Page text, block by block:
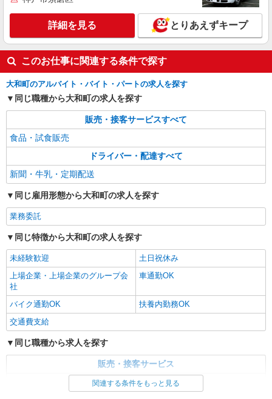
詳細を見る とりあえずキープ
このお仕事に関連する条件で探す
大和町のアルバイト・バイト・パートの求人を探す
同じ職種から大和町の求人を探す
販売・接客サービスすべて
食品・試食販売
ドライバー・配達すべて
新聞・牛乳・定期配送
同じ雇用形態から大和町の求人を探す
業務委託
同じ特徴から大和町の求人を探す
未経験歓迎
土日祝休み
上場企業・上場企業のグループ会
社
車通勤OK
バイク通勤OK
扶養内勤務OK
交通費支給
同じ職種から求人を探す
販売・接客サービス
関連する条件をもっと見る